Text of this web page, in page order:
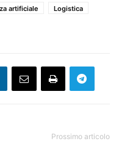
artificiale
Logistica
Prossimo articolo